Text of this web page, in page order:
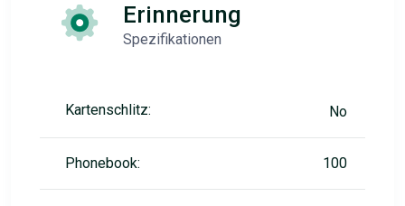
Erinnerung
Spezifikationen
Kartenschlitz: No
Phonebook: 100